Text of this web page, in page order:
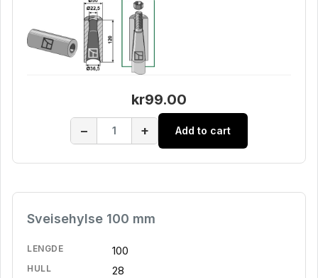
kr99.00
− + Add to cart
Sveisehylse 100 mm
LENGDE 100
HULL 28